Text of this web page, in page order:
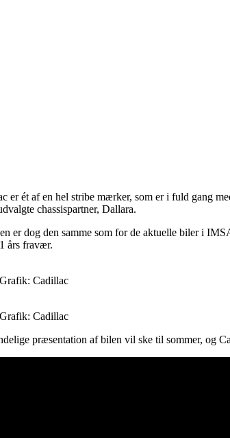
er ét af en hel stribe mærker, som er i fuld gang
chassispartner, Dallara.
er dog den samme som for de aktuelle biler i
års fravær.
Grafik: Cadillac
Grafik: Cadillac
præsentation af bilen vil ske til sommer, og